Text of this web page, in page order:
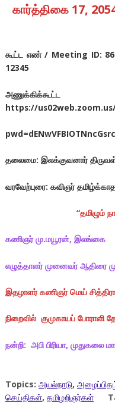
கார்த்திகை 17,
கூட்ட எண் / Meeting ID:
12345
https://us02web.zoom.us/
தலைமை: இலக்குவனார்
வரவேற்புரை: கவிஞர்
“தமிழும்
கணிஞர்மு.மயூரன், இலங்கை
எழுத்தாளர் முனைவர்ஆதிரை
இதழாளர் கணிஞர்மெய்
நிறைவில் குமுகாயப் போராளி
நன்றி: அபி பிரியா, முதுகலை
Topics: அயல்நாடு,
செய்திகள், தமிழறிஞர்கள்